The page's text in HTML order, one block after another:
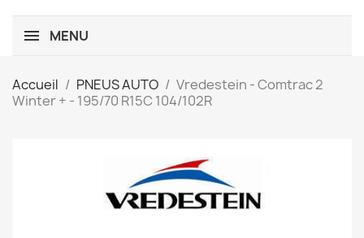
MENU
Accueil PNEUS AUTO
Vredestein - Comtrac 2
Winter + - 195/70 R15C 104/102R